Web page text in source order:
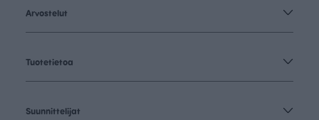
Arvostelut
Tuotetietoa
Suunnittelijat